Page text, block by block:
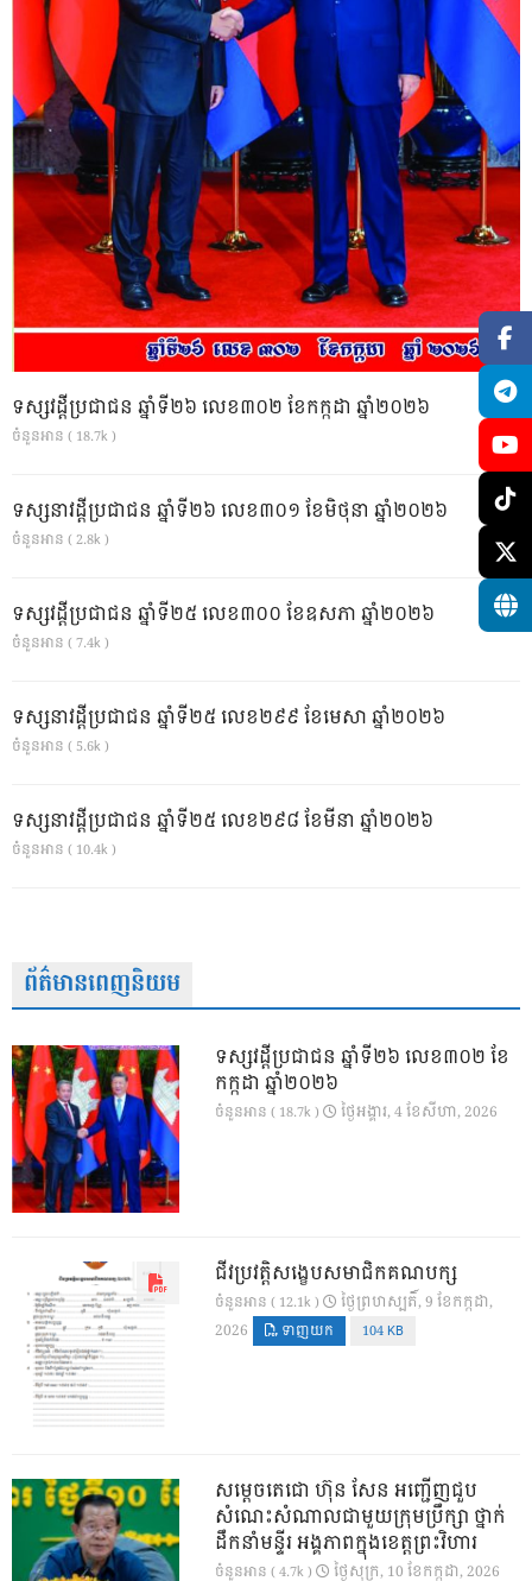
ទស្សវដ្តីប្រជាជន ឆ្នាំទី២៦ លេខ៣០២ ខែកក្កដា ឆ្នាំ២០២៦
ចំនួនអាន ( 18.7k )
ទស្សនាវដ្ដីប្រជាជន ឆ្នាំទី២៦ លេខ៣០១ ខែមិថុនា ឆ្នាំ២០២៦
ចំនួនអាន ( 2.8k )
ទស្សវដ្តីប្រជាជន ឆ្នាំទី២៥ លេខ៣០០ ខែឧសភា ឆ្នាំ២០២៦
ចំនួនអាន ( 7.4k )
ទស្សនាវដ្ដីប្រជាជន ឆ្នាំទី២៥ លេខ២៩៩ ខែមេសា ឆ្នាំ២០២៦
ចំនួនអាន ( 5.6k )
ទស្សនាវដ្ដីប្រជាជន ឆ្នាំទី២៥ លេខ២៩៨ ខែមីនា ឆ្នាំ២០២៦
ចំនួនអាន ( 10.4k )
ព័ត៌មានពេញនិយម
ទស្សវដ្តីប្រជាជន ឆ្នាំទី២៦ លេខ៣០២ ខែ
កក្កដា ឆ្នាំ២០២៦
ចំនួនអាន ( 18.7k ) ថ្ងៃ​អង្គារ, 4 ខែ​សីហា, 2026
ជីវប្រវត្តិសង្ខេបសមាជិកគណបក្ស
ចំនួនអាន ( 12.1k )
ថ្ងៃ​ព្រហស្បតិ៍, 9 ខែ​កក្កដា,
2026
ទាញយក 104 KB
សម្តេចតេជោ ហ៊ុន សែន អញ្ជើញជួប
សំណេះសំណាលជាមួយក្រុមប្រឹក្សា ថ្នាក់
ដឹកនាំមន្ទីរ អង្គភាពក្នុងខេត្តព្រះវិហារ
ចំនួនអាន ( 4.7k ) ថ្ងៃ​សុក្រ, 10 ខែ​កក្កដា, 2026